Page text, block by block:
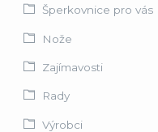
Šperkovnice pro vás
Nože
Zajímavosti
Rady
Výrobci